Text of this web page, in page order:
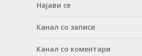
Најави се
Канал со записи
Канал со коментари